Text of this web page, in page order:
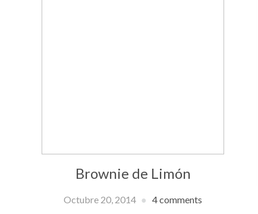
Brownie de Limón
Octubre 20, 2014 4 comments